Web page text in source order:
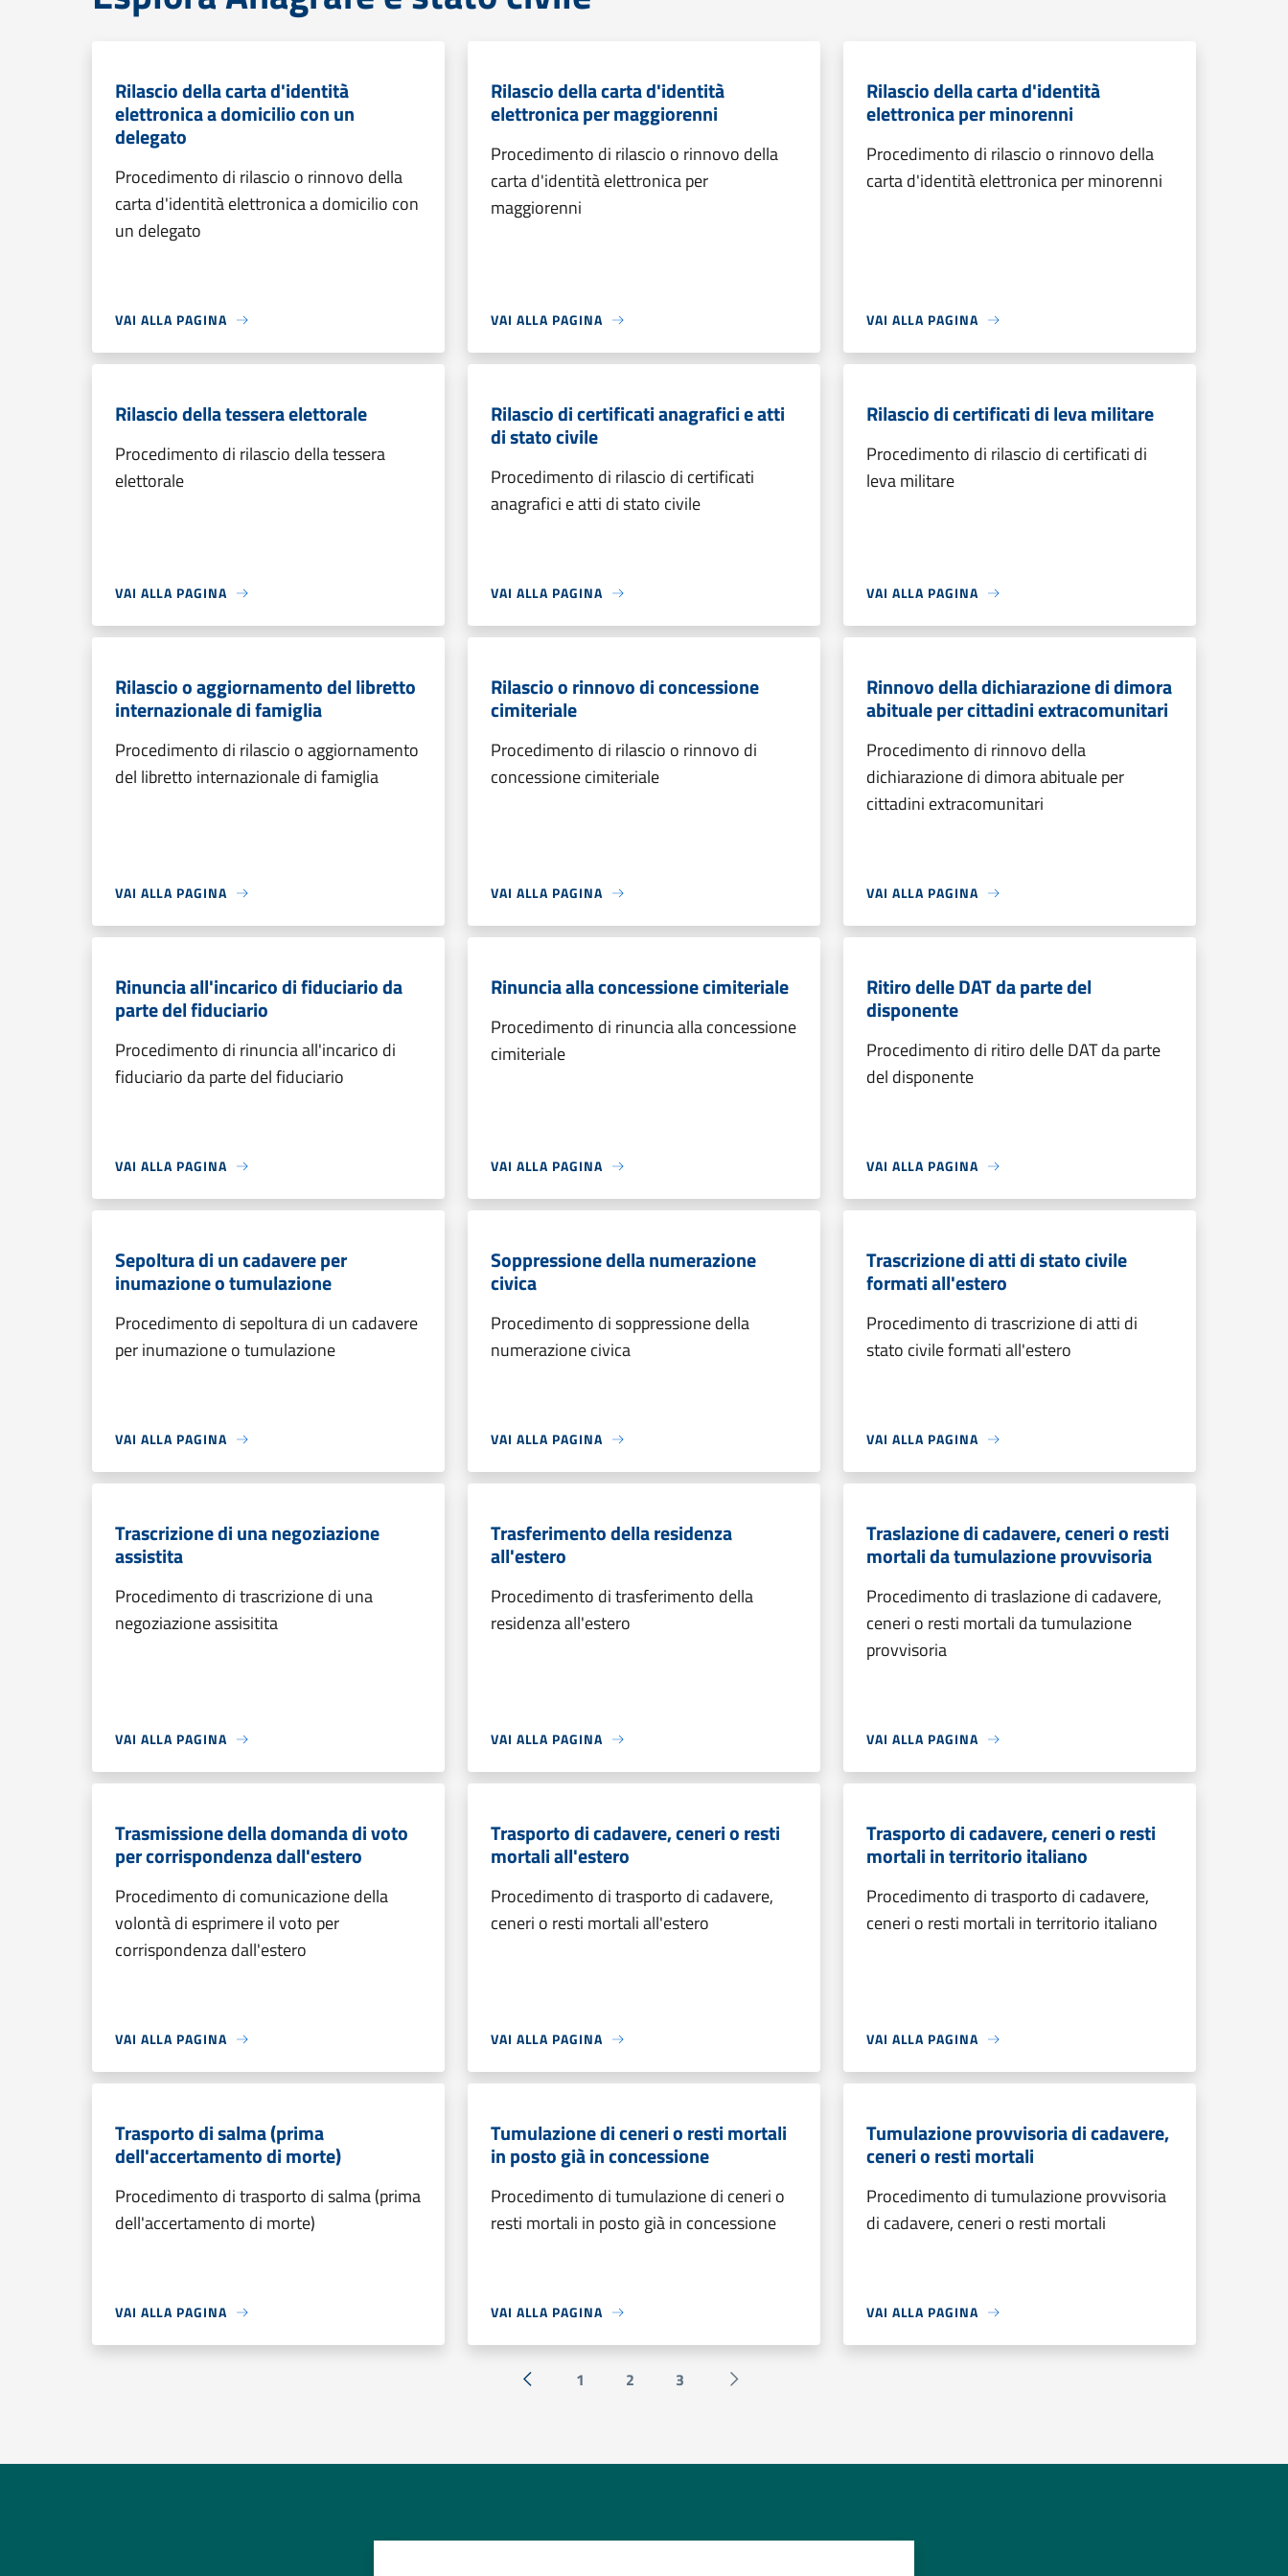
Rilascio della carta d'identità
elettronica a domicilio con un
delegato
Procedimento di rilascio o rinnovo della
carta d'identità elettronica a domicilio con
un delegato
VAI ALLA PAGINA
Rilascio della carta d'identità
elettronica per maggiorenni
Procedimento di rilascio o rinnovo della
carta d'identità elettronica per
maggiorenni
VAI ALLA PAGINA
Rilascio della carta d'identità
elettronica per minorenni
Procedimento di rilascio o rinnovo della
carta d'identità elettronica per minorenni
VAI ALLA PAGINA
Rilascio della tessera elettorale
Procedimento di rilascio della tessera
elettorale
VAI ALLA PAGINA
Rilascio di certificati anagrafici e atti
di stato civile
Procedimento di rilascio di certificati
anagrafici e atti di stato civile
VAI ALLA PAGINA
Rilascio di certificati di leva militare
Procedimento di rilascio di certificati di
leva militare
VAI ALLA PAGINA
Rilascio o aggiornamento del libretto
internazionale di famiglia
Procedimento di rilascio o aggiornamento
del libretto internazionale di famiglia
VAI ALLA PAGINA
Rilascio o rinnovo di concessione
cimiteriale
Procedimento di rilascio o rinnovo di
concessione cimiteriale
VAI ALLA PAGINA
Rinnovo della dichiarazione di dimora
abituale per cittadini extracomunitari
Procedimento di rinnovo della
dichiarazione di dimora abituale per
cittadini extracomunitari
VAI ALLA PAGINA
Rinuncia all'incarico di fiduciario da
parte del fiduciario
Procedimento di rinuncia all'incarico di
fiduciario da parte del fiduciario
VAI ALLA PAGINA
Rinuncia alla concessione cimiteriale
Procedimento di rinuncia alla concessione
cimiteriale
VAI ALLA PAGINA
Ritiro delle DAT da parte del
disponente
Procedimento di ritiro delle DAT da parte
del disponente
VAI ALLA PAGINA
Sepoltura di un cadavere per
inumazione o tumulazione
Procedimento di sepoltura di un cadavere
per inumazione o tumulazione
VAI ALLA PAGINA
Soppressione della numerazione
civica
Procedimento di soppressione della
numerazione civica
VAI ALLA PAGINA
Trascrizione di atti di stato civile
formati all'estero
Procedimento di trascrizione di atti di
stato civile formati all'estero
VAI ALLA PAGINA
Trascrizione di una negoziazione
assistita
Procedimento di trascrizione di una
negoziazione assisitita
VAI ALLA PAGINA
Trasferimento della residenza
all'estero
Procedimento di trasferimento della
residenza all'estero
VAI ALLA PAGINA
Traslazione di cadavere, ceneri o resti
mortali da tumulazione provvisoria
Procedimento di traslazione di cadavere,
ceneri o resti mortali da tumulazione
provvisoria
VAI ALLA PAGINA
Trasmissione della domanda di voto
per corrispondenza dall'estero
Procedimento di comunicazione della
volontà di esprimere il voto per
corrispondenza dall'estero
VAI ALLA PAGINA
Trasporto di cadavere, ceneri o resti
mortali all'estero
Procedimento di trasporto di cadavere,
ceneri o resti mortali all'estero
VAI ALLA PAGINA
Trasporto di cadavere, ceneri o resti
mortali in territorio italiano
Procedimento di trasporto di cadavere,
ceneri o resti mortali in territorio italiano
VAI ALLA PAGINA
Trasporto di salma (prima
dell'accertamento di morte)
Procedimento di trasporto di salma (prima
dell'accertamento di morte)
VAI ALLA PAGINA
Tumulazione di ceneri o resti mortali
in posto già in concessione
Procedimento di tumulazione di ceneri o
resti mortali in posto già in concessione
VAI ALLA PAGINA
Tumulazione provvisoria di cadavere,
ceneri o resti mortali
Procedimento di tumulazione provvisoria
di cadavere, ceneri o resti mortali
VAI ALLA PAGINA
« Precedente
1 2 3
Successiva »